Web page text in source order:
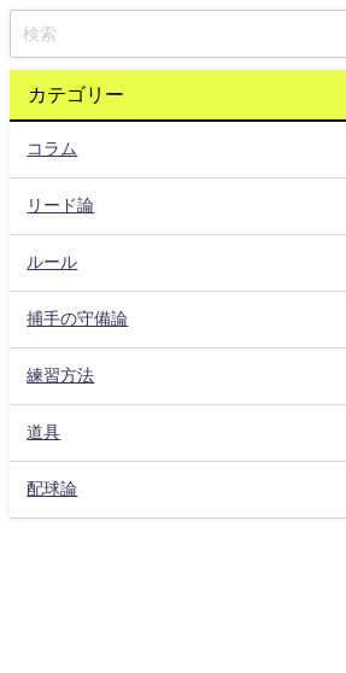
カテゴリー
コラム
リード論
ルール
捕手の守備論
練習方法
道具
配球論